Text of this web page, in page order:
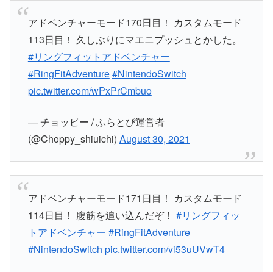
アドベンチャーモード170日目！ カスタムモード
113日目！ 久しぶりにマエニプッシュとかした。
#リングフィットアドベンチャー
#RingFitAdventure#NintendoSwitch
pic.twitter.com/wPxPrCmbuo
— チョッピー / ふらとぴ運営者
(@Choppy_shiuichi) August 30, 2021
アドベンチャーモード171日目！ カスタムモード
114日目！ 腹筋を追い込んだぞ！ #リングフィッ
トアドベンチャー #RingFitAdventure
#NintendoSwitch pic.twitter.com/vi53uUVwT4